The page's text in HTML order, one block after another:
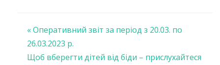
Навігація
записів
« Оперативний звіт за період з 20.03. по
26.03.2023 р.
Щоб вберегти дітей від біди – прислухайтеся